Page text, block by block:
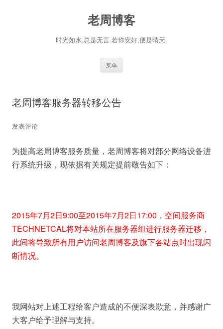
老周博客
时光如水,总是无言.若你安好,便是晴天.
菜单
老周博客服务器转移公告
发表评论
为提高老周博客服务质量，老周博客将对部分网络设备进
行系统升级，现依据有关规定提前敬告如下：
2015年7月2日9:00至2015年7月2日17:00，空间服务商
TECHNETCAL将对本站所在服务器组进行服务器迁移，
此间将导致所有用户访问老周博客及旗下各站点时出现闪
断情况。
我网站对上述工程给客户造成的不便深表歉意，并感谢广
大客户给予理解与支持。